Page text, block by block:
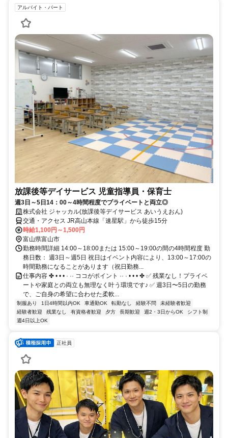
アルバイト・パート
放課後等デイサービス 児童指導員・保育士
週3日～5日14：00～4時間程度でプライベートと両立◎
株式会社 ジャッカル(放課後等デイサービス あいうえおん)
交通・アクセス JR高山本線「速星駅」から徒歩15分
時給1,100円～1,500円
富山県富山市
勤務時間詳細 14:00～18:00または 15:00～19:00の間の4時間程度 勤
務日数： 週3日～週5日 祝日はイベント内容により、13:00～17:00の
時間勤務になることがあります（祝日勤務...
仕事内容 ✤ • • • · ·· ココがポイント ·· · • • • ✤ ✅ 残業なし！プライベ
ートや家庭との両立も無理なく叶う環境です♪ ✅ 週3日〜5日の勤務
で、ご自身の希望に合わせた柔軟...
制服あり 1日4時間以内OK 車通勤OK 転勤なし 経験不問
未経験者歓迎
経験者歓迎
残業なし 有資格者歓迎 夕方 長期歓迎 週2・3日からOK
シフト制
週4日以上OK
正社員